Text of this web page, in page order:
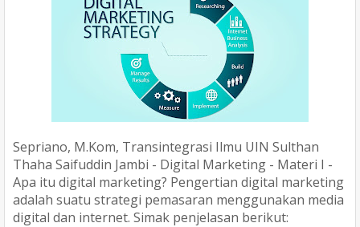
Sepriano, M.Kom, Transintegrasi Ilmu UIN Sulthan
Thaha Saifuddin Jambi - Digital Marketing - Materi I -
Apa itu digital marketing? Pengertian digital marketing
adalah suatu strategi pemasaran menggunakan media
digital dan internet. Simak penjelasan berikut: